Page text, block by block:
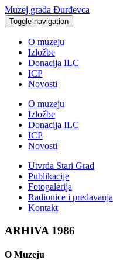
Muzej grada Đurđevca
Toggle navigation
O muzeju
Izložbe
Donacija ILC
ICP
Novosti
O muzeju
Izložbe
Donacija ILC
ICP
Novosti
Utvrda Stari Grad
Publikacije
Fotogalerija
Radionice i predavanja
Kontakt
ARHIVA 1986
O Muzeju